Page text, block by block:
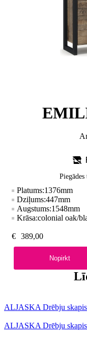
Platums:1376mm
Dziļums:447mm
Augstums:1548mm
Krāsa:colonial oak/
€ 389,00
Nopirkt
ALJASKA Drēbju
ALJASKA Drēbju